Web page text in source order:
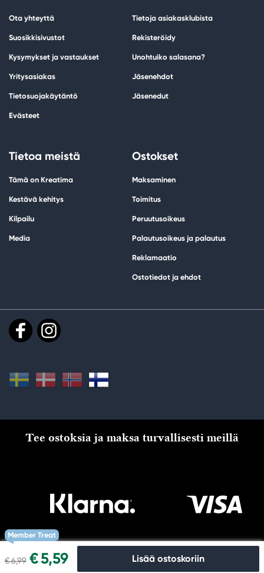
Member Treat
€ 6,99 € 5,59 Lisää ostoskoriin
Ota yhteyttä
Suosikkisivustot
Kysymykset ja vastaukset
Yritysasiakas
Tietosuojakäytäntö
Evästeet
Tietoja asiakasklubista
Rekisteröidy
Unohtuiko salasana?
Jäsenehdot
Jäsenedut
Tietoa meistä
Tämä on Kreatima
Kestävä kehitys
Kilpailu
Media
Ostokset
Maksaminen
Toimitus
Peruutusoikeus
Palautusoikeus ja palautus
Reklamaatio
Ostotiedot ja ehdot
Tee ostoksia ja maksa turvallisesti meillä